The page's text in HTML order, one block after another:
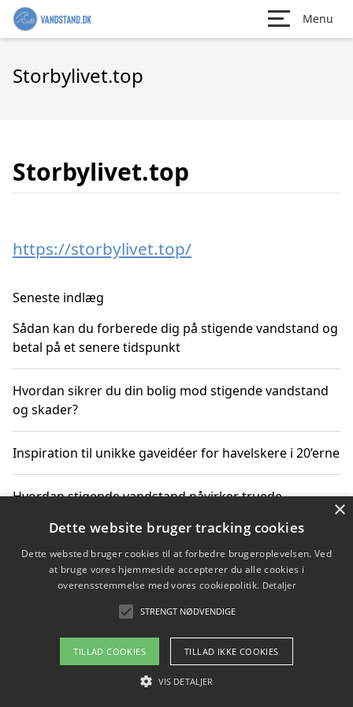
Menu
Storbylivet.top
Storbylivet.top
https://storbylivet.top/
Seneste indlæg
Sådan kan du forberede dig på stigende vandstand og
betal på et senere tidspunkt
Hvordan sikrer du din bolig mod stigende vandstand
og skader?
Inspiration til unikke gaveidéer for havelskere i 20’erne
Hvordan stigende vandstand påvirker truede
Sådan vælger du de bedste vandrerygsække til
vandreture i Danmark
Copyright 2026 - Pilanto Aps
Om / kontakt
×
Dette website bruger tracking cookies
Dette websted bruger cookies til at forbedre brugeroplevelsen. Ved
at bruge vores hjemmeside accepterer du alle cookies i
overensstemmelse med vores cookiepolitik. Detaljer
STRENGT NØDVENDIGE
TILLAD COOKIES TILLAD IKKE COOKIES
VIS DETALJER